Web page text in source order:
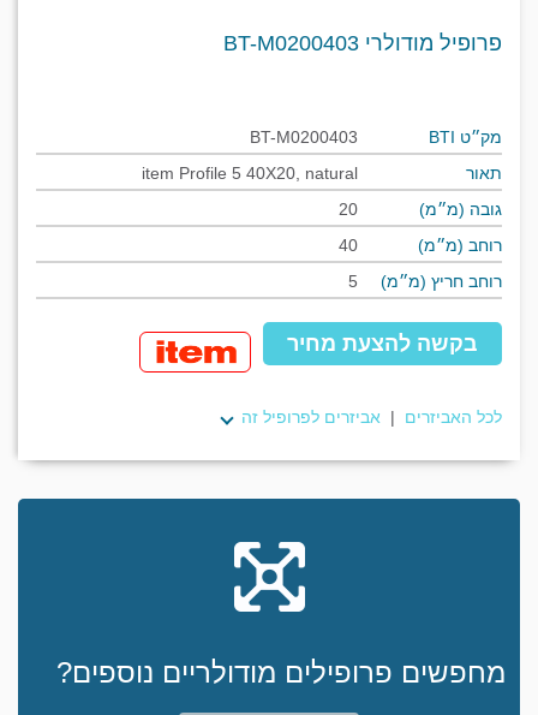
פרופיל מודולרי BT-M0200403
מק״ט BTI
BT-M0200403
תאור
item Profile 5 40X20, natural
גובה (מ״מ)
20
רוחב (מ״מ)
40
רוחב חריץ (מ״מ)
5
בקשה להצעת מחיר
לכל האביזרים | אביזרים לפרופיל זה
מחפשים פרופילים מודולריים נוספים?